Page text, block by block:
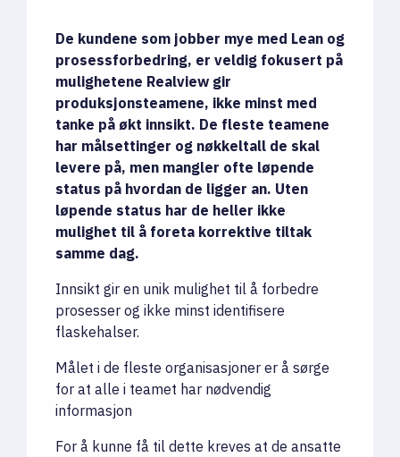
De kundene som jobber mye med Lean og
prosessforbedring, er veldig fokusert på
mulighetene Realview gir
produksjonsteamene, ikke minst med
tanke på økt innsikt. De fleste teamene
har målsettinger og nøkkeltall de skal
levere på, men mangler ofte løpende
status på hvordan de ligger an. Uten
løpende status har de heller ikke
mulighet til å foreta korrektive tiltak
samme dag.
Innsikt gir en unik mulighet til å forbedre
prosesser og ikke minst identifisere
flaskehalser.
Målet i de fleste organisasjoner er å sørge
for at alle i teamet har nødvendig
informasjon
For å kunne få til dette kreves at de ansatte